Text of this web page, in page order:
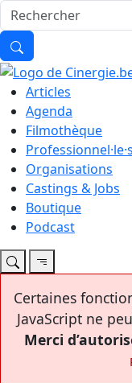
Articles
Agenda
Filmothèque
Professionnel·le·s
Organisations
Castings & Jobs
Boutique
Podcast
Certaines
JavaScript ne
Merci